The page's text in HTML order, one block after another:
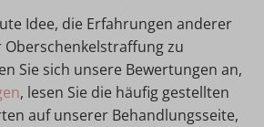
Idee, die Erfahrungen anderer
zu
Sie sich unsere Bewertungen an,
, lesen Sie die häufig gestellten
auf unserer Behandlungsseite,